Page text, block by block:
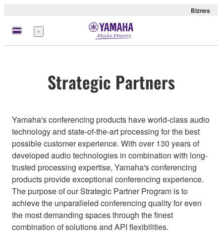
Biznes
Menu
Strategic Partners
Yamaha's conferencing products have world-class audio
technology and state-of-the-art processing for the best
possible customer experience. With over 130 years of
developed audio technologies in combination with long-
trusted processing expertise, Yamaha's conferencing
products provide exceptional conferencing experience.
The purpose of our Strategic Partner Program is to
achieve the unparalleled conferencing quality for even
the most demanding spaces through the finest
combination of solutions and API flexibilities.